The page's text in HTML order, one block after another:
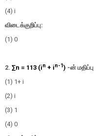
(4) i
விடைக்குறிப்பு:
(1) 0
2. ∑n = 1 13 (in + in-1) -ன் மதிப்பு
(1) 1+ i
(2) i
(3) 1
(4) 0